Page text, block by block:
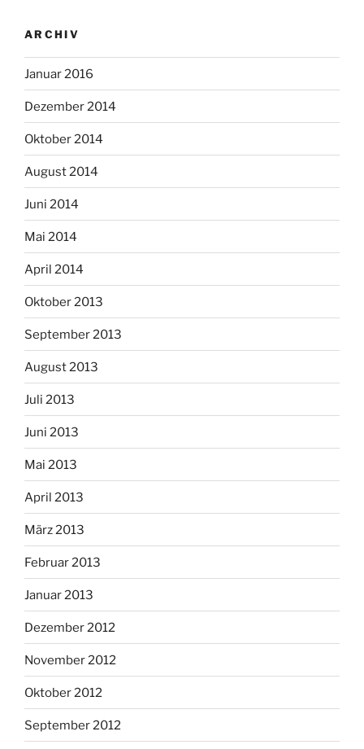
ARCHIV
Januar 2016
Dezember 2014
Oktober 2014
August 2014
Juni 2014
Mai 2014
April 2014
Oktober 2013
September 2013
August 2013
Juli 2013
Juni 2013
Mai 2013
April 2013
März 2013
Februar 2013
Januar 2013
Dezember 2012
November 2012
Oktober 2012
September 2012